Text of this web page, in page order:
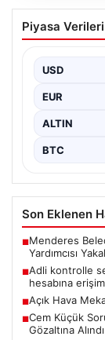
Adli
Can
Engeli
"content":
Piyasa Verileri
USD
EUR
ALTIN
BTC
Son Eklenen
■Menderes
Yardımcısı
■Adli kontrolle
hesabına
■Açık Hava
■Cem Küçük
Gözaltına Alındı